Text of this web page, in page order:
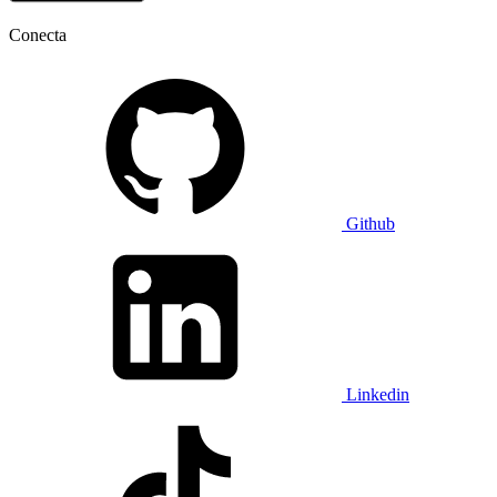
Conecta
Github
Linkedin